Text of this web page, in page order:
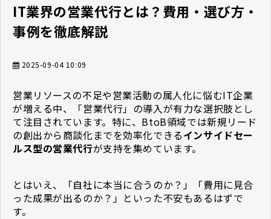
IT業界の営業代行とは？費用・選び方・
事例を徹底解説
2025-09-04 10:09
営業リソースの不足や営業活動の属人化に悩むIT企業
が増える中、「営業代行」の導入が有力な選択肢とし
て注目されています。特に、BtoB領域では新規リード
の創出から商談化までを効率化できるインサイドセー
ルス型の営業代行が支持を集めています。
とはいえ、「自社に本当に合うのか？」「費用に見合
った成果が出るのか？」といった不安もあるはずで
す。